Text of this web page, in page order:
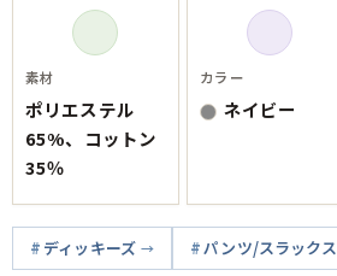
お問い合わせ
素材
ポリエステル
65%、コットン
35％
カラー
ネイビー
ディッキーズ パンツ/スラックス